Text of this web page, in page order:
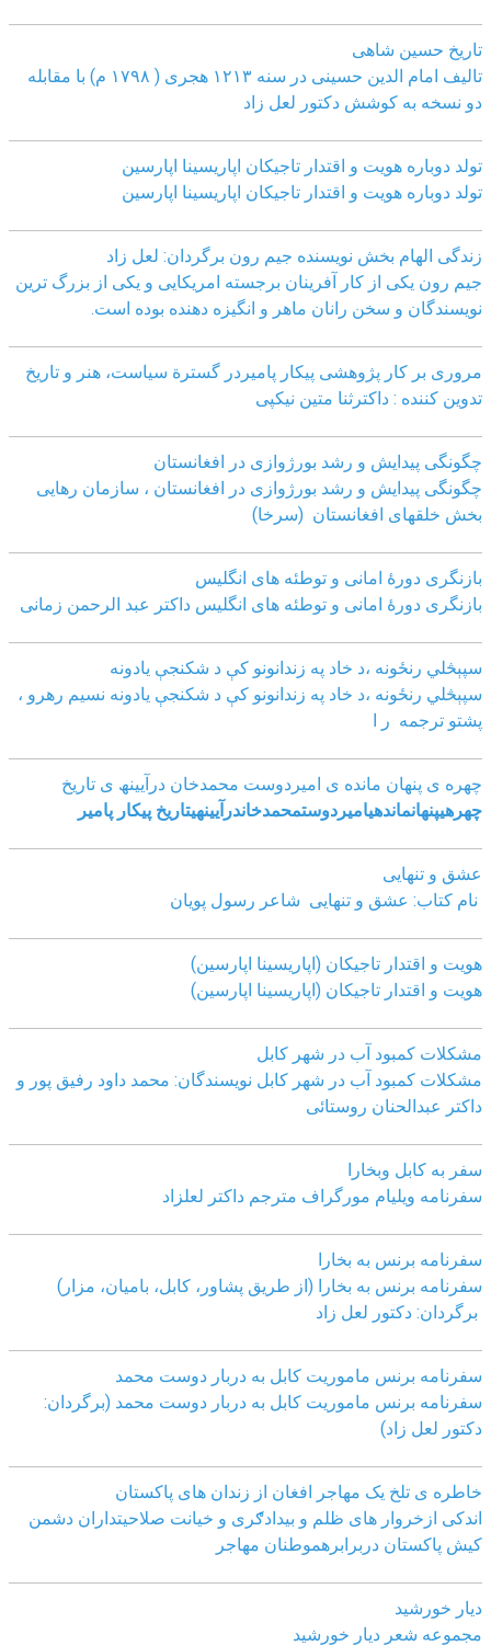
تاریخ حسین شاهی
تالیف امام الدین حسینی در سنه ۱۲۱۳ هجری ( ۱۷۹۸ م) با مقابله
دو نسخه به کوشش دکتور لعل زاد
تولد دوباره هویت و اقتدار تاجیکان اپاریسینا اپارسین
تولد دوباره هویت و اقتدار تاجیکان اپاریسینا اپارسین
زندگی الهام بخش نویسنده جیم رون برگردان: لعل زاد
جیم رون یکی از کار آفرینان برجسته امریکایی و یکی از بزرگ ترین
نویسندگان و سخن رانان ماهر و انگیزه دهنده بوده است.
مروری بر کار پژوهشی پیکار پامیردر گسترة سیاست، هنر و تاریخ
تدوین کننده : داکترثنا متین نیکپی
چگونگی پیدایش و رشد بورژوازی در افغانستان
چگونگی پیدایش و رشد بورژوازی در افغانستان ، سازمان رهایی
بخش خلقهای افغانستان (سرخا)
بازنگرى دورۀ امانى و توطئه هاى انگليس
بازنگرى دورۀ امانى و توطئه هاى انگليس داکتر عبد الرحمن زمانى
سپېڅلي رنځونه ،د خاد په زندانونو کې د شکنجې یادونه
سپېڅلي رنځونه ،د خاد په زندانونو کې د شکنجې یادونه نسیم رهرو ،
پشتو ترجمه ر ا
چھره ی پنھان مانده ی امیردوست محمدخان درآیینھ ی تاریخ
چھرهیپنھانماندهیامیردوستمحمدخاندرآیینھیتاریخ پیکار پامیر
عشق و تنهایی
نام کتاب: عشق و تنهایی شاعر رسول پویان
هویت و اقتدار تاجیکان (اپاریسینا اپارسین)
هویت و اقتدار تاجیکان (اپاریسینا اپارسین)
مشکلات کمبود آب در شهر کابل
مشکلات کمبود آب در شهر کابل نویسندگان: محمد داود رفیق پور و
داکتر عبدالحنان روستائی
سفر به کابل وبخارا
سفرنامه ویلیام مورگراف مترجم داکتر لعلزاد
سفرنامه برنس به بخارا
سفرنامه برنس به بخارا (از طریق پشاور، کابل، بامیان، مزار)
برگردان: دکتور لعل زاد
سفرنامه برنس ماموریت کابل به دربار دوست محمد
سفرنامه برنس ماموریت کابل به دربار دوست محمد (برگردان:
دکتور لعل زاد)
خاطره ی تلخ یک مھاجر افغان از زندان ھای پاکستان
اندکی ازخروار ھای ظلم و بیدادګری و خیانت صلاحیتداران دشمن
کیش پاکستان دربرابرھموطنان مھاجر
دیار خورشید
مجموعه شعر دیار خورشید